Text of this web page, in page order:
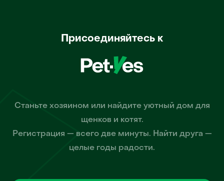
Присоединяйтесь к
Станьте хозяином или найдите уютный дом для
щенков и котят.
Регистрация — всего две минуты. Найти друга —
целые годы радости.